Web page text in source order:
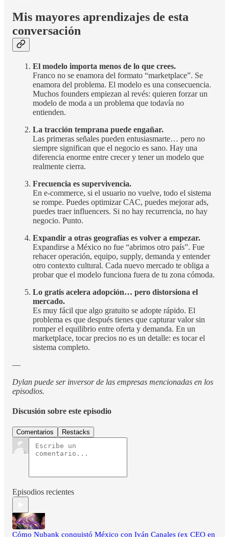
Mis mayores aprendizajes de esta
conversación
El modelo importa menos de lo que crees.
Franco no se enamora del formato “marketplace”. Se
enamora del problema. El modelo es una consecuencia.
Muchos founders empiezan al revés: quieren forzar un
modelo de moda a un problema que todavía no
entienden.
La tracción temprana puede engañar.
Las primeras señales pueden entusiasmarte… pero no
siempre significan que el negocio es sano. Hay una
diferencia enorme entre crecer y tener un modelo que
realmente cierra.
Frecuencia es supervivencia.
En e-commerce, si el usuario no vuelve, todo el sistema
se rompe. Puedes optimizar CAC, puedes mejorar ads,
puedes traer influencers. Si no hay recurrencia, no hay
negocio. Punto.
Expandir a otras geografías es volver a empezar.
Expandirse a México no fue “abrimos otro país”. Fue
rehacer operación, equipo, supply, demanda y entender
otro contexto cultural. Cada nuevo mercado te obliga a
probar que el modelo funciona fuera de tu zona cómoda.
Lo gratis acelera adopción… pero distorsiona el
mercado.
Es muy fácil que algo gratuito se adopte rápido. El
problema es que después tienes que capturar valor sin
romper el equilibrio entre oferta y demanda. En un
marketplace, tocar precios no es un detalle: es tocar el
sistema completo.
—
Dylan puede ser inversor de las empresas mencionadas en los
episodios.
Discusión sobre este episodio
Comentarios Restacks
Episodios recientes
Cómo Nubank conquistó México con Iván Canales (ex CEO en